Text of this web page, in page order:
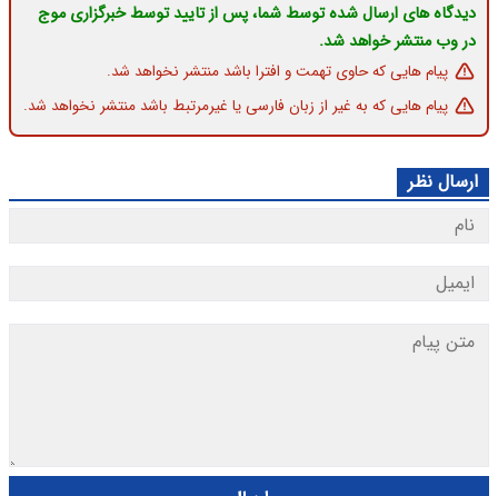
دیدگاه های ارسال شده توسط شما، پس از تایید توسط خبرگزاری موج
در وب منتشر خواهد شد.
پیام هایی که حاوی تهمت و افترا باشد منتشر نخواهد شد.
پیام هایی که به غیر از زبان فارسی یا غیرمرتبط باشد منتشر نخواهد شد.
ارسال نظر